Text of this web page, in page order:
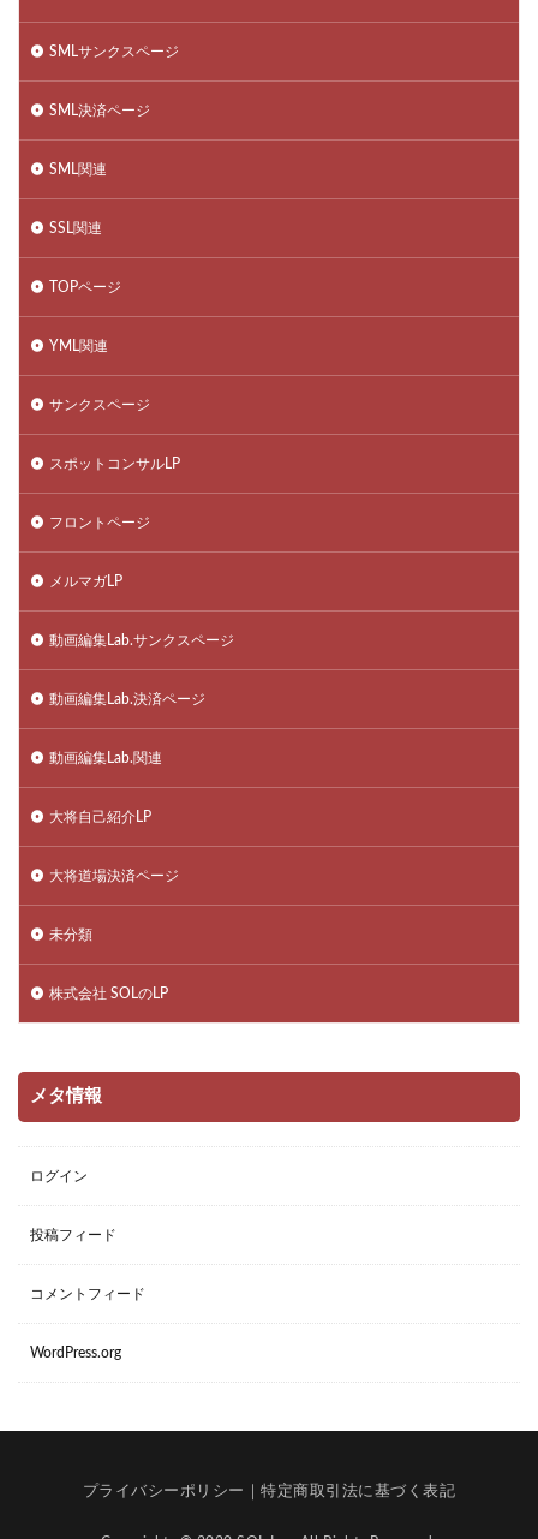
SMLサンクスページ
SML決済ページ
SML関連
SSL関連
TOPページ
YML関連
サンクスページ
スポットコンサルLP
フロントページ
メルマガLP
動画編集Lab.サンクスページ
動画編集Lab.決済ページ
動画編集Lab.関連
大将自己紹介LP
大将道場決済ページ
未分類
株式会社 SOLのLP
メタ情報
ログイン
投稿フィード
コメントフィード
WordPress.org
プライバシーポリシー ｜特定商取引法に基づく表記